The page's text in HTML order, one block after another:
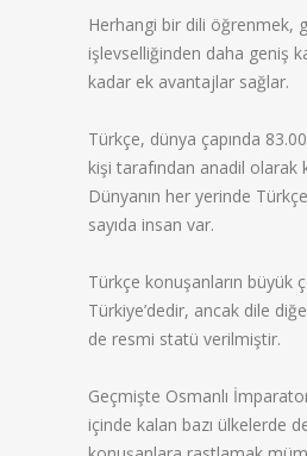
Herhangi bir dili öğrenmek,
işlevselliğinden daha geniş
kadar ek avantajlar sağlar.
Türkçe, dünya çapında
kişi tarafından anadil olarak
Dünyanın her yerinde
sayıda insan var.
Türkçe konuşanların büyük
Türkiye’dedir, ancak dile
de resmi statü verilmiştir.
Geçmişte Osmanlı
içinde kalan bazı ülkelerde